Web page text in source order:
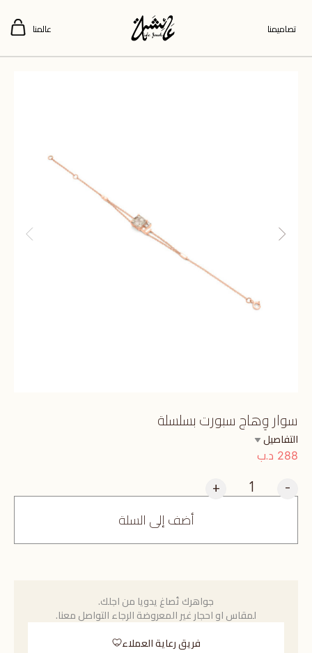
تصاميمنا عالمنا
سوار وِهاج سبورت بسلسلة
التفاصيل
288 د.ب
-
+
أضف إلى السلة
جواهرك تُصاغ يدويا من اجلك.
لمقاس او احجار غير المعروضة الرجاء التواصل معنا.
فريق رعاية العملاء